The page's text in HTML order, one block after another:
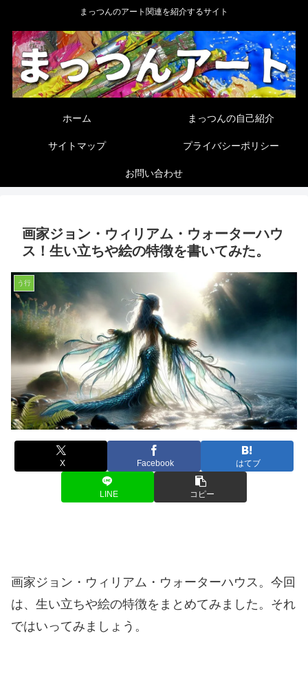
まっつんのアート関連を紹介するサイト
ホーム まっつんの自己紹介
サイトマップ プライバシーポリシー
お問い合わせ
画家ジョン・ウィリアム・ウォーターハウ
ス！生い立ちや絵の特徴を書いてみた。
う行
X Facebook はてブ
LINE コピー
画家ジョン・ウィリアム・ウォーターハウス。今回
は、生い立ちや絵の特徴をまとめてみました。それ
ではいってみましょう。